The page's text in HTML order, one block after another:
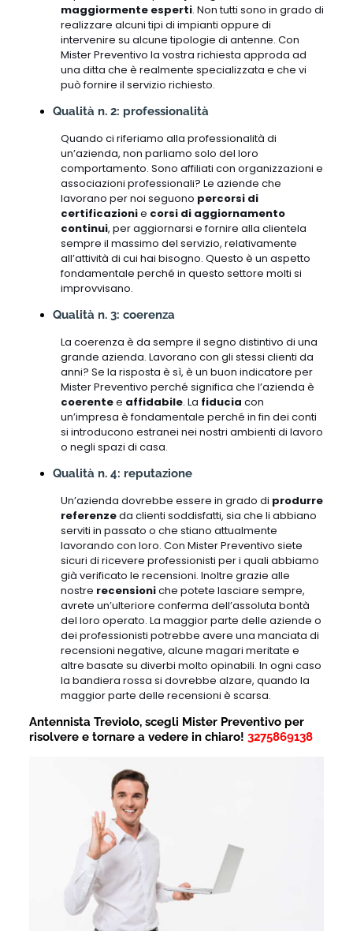
maggiormente esperti. Non tutti sono in grado di
realizzare alcuni tipi di impianti oppure di
intervenire su alcune tipologie di antenne. Con
Mister Preventivo la vostra richiesta approda ad
una ditta che è realmente specializzata e che vi
può fornire il servizio richiesto.
Qualità n. 2: professionalità
Quando ci riferiamo alla professionalità di
un’azienda, non parliamo solo del loro
comportamento. Sono affiliati con organizzazioni e
associazioni professionali? Le aziende che
lavorano per noi seguono percorsi di
certificazionie corsi di aggiornamento
continui, per aggiornarsi e fornire alla clientela
sempre il massimo del servizio, relativamente
all’attività di cui hai bisogno. Questo è un aspetto
fondamentale perché in questo settore molti si
improvvisano.
Qualità n. 3: coerenza
La coerenza è da sempre il segno distintivo di una
grande azienda. Lavorano con gli stessi clienti da
anni? Se la risposta è sì, è un buon indicatore per
Mister Preventivo perché significa che l’azienda è
coerentee affidabile. La fiducia con
un’impresa è fondamentale perché in fin dei conti
si introducono estranei nei nostri ambienti di lavoro
o negli spazi di casa.
Qualità n. 4: reputazione
Un’azienda dovrebbe essere in grado di produrre
referenzeda clienti soddisfatti, sia che li abbiano
serviti in passato o che stiano attualmente
lavorando con loro. Con Mister Preventivo siete
sicuri di ricevere professionisti per i quali abbiamo
già verificato le recensioni. Inoltre grazie alle
nostre recensioniche potete lasciare sempre,
avrete un’ulteriore conferma dell’assoluta bontà
del loro operato. La maggior parte delle aziende o
dei professionisti potrebbe avere una manciata di
recensioni negative, alcune magari meritate e
altre basate su diverbi molto opinabili. In ogni caso
la bandiera rossa si dovrebbe alzare, quando la
maggior parte delle recensioni è scarsa.
Antennista Treviolo, scegli Mister Preventivo per
risolvere e tornare a vedere in chiaro! 3275869138